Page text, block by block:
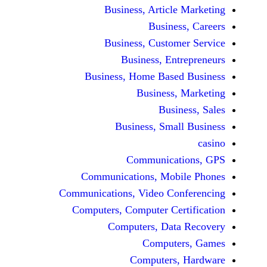
Business,
Business,
Business,
Business, Home
Business,
Communications,
Communications, Video
Computers, Computer
Computers,